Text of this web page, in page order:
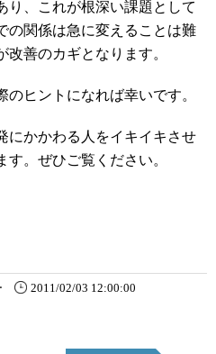
り、これが根深い課題として
の関係は急に変えることは難
改善のカギとなります。
ヒントになれば幸いです。
かかわる人をイキイキさせ
。ぜひご覧ください。
2011/02/03 12:00:00